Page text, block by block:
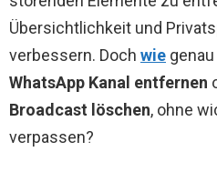
Übersichtlichkeit und
verbessern. Doch wie
WhatsApp Kanal entfernen
Broadcast löschen, ohne
verpassen?